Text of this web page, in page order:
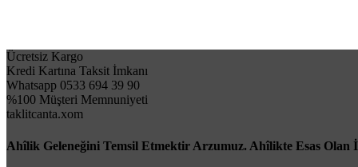
Ücretsiz Kargo
Kredi Kartına Taksit İmkanı
Whatsapp 0533 694 39 90
%100 Müşteri Memnuniyeti
taklitcanta.xom
Ahîlik Geleneğini Temsil Etmektir Arzumuz. Ahîlikte Esas